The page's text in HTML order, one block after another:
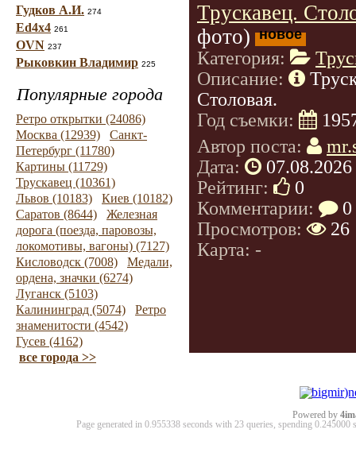
Гудков А.И. 274
Ed4x4 261
OVN 237
Рыковкин Владимир 225
Популярные города
Ретро открытки (24086)
Москва (12939)
Санкт-
Петербург (11780)
Картины (11729)
Трускавец (10361)
Львов (10183)
Киев (10182)
Саратов (8644)
Железная
дорога (поезда, паровозы,
локомотивы, вагоны) (7127)
Кисловодск (7008)
Медали,
ордена, значки (6274)
Луганск (5103)
Калининград (5074)
Ретро
знаменитости (4542)
Гусев (4162)
все города >>
Трускавец.
фото) новое
Категория:
Описание:
Столовая.
Год съемки:
Автор поста:
Дата:
Рейтинг:
0
Комментарии:
0
Просмотров:
26
Карта: -
Powered by
Page generated in 0.955338 seconds with 23 queries, spending